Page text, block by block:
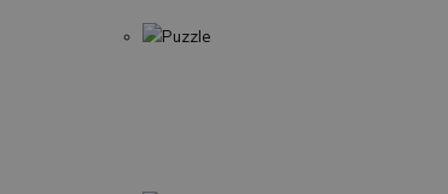
Puzzle